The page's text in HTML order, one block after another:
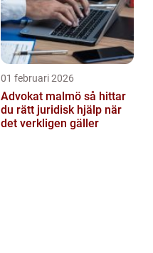
01 februari 2026
Advokat malmö så hittar
du rätt juridisk hjälp när
det verkligen gäller